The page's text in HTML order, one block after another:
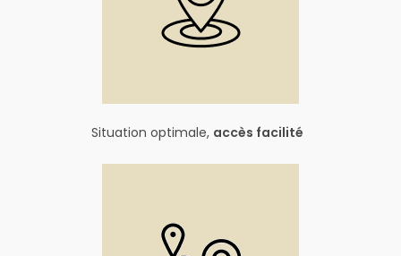
Situation optimale, accès facilité